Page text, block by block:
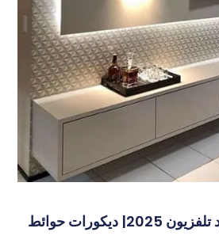
ديكورات جبسون بورد تلفزيون 2025| ديكورات حوائط